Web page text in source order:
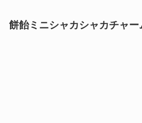
餅飴ミニシャカシャカチャー